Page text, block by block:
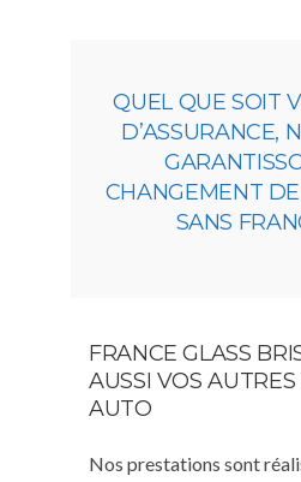
QUEL QUE SOIT
D’ASSURANCE,
CHANGEMENT
SANS
FRANCE GLASS
AUSSI VOS
AUTO
Nos prestations sont